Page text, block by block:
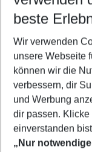
2 Erwachsene
beste
Wir verwenden
unsere Webseite
können wir die
verbessern, dir
und Werbung
dir passen. Klicke
einverstanden
„Nur